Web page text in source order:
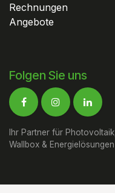
Rechnungen
Angebote
Folgen Sie uns
Ihr Partner für Photovoltaik,
Wallbox & Energielösungen